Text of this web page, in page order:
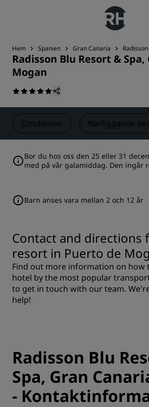
Hem Spanien Gran Canaria
Radisson Blu Resort &
Mogan
Omdömen Närliggande
Bor du hos oss den 25 eller 31
med på vår galamiddag. Den ingår
Barn anses vara mellan 2 och 12 år
Contact and directions
resort in Puerto de
Find out more information on how
hotel by the most popular
to get in touch with our team.
help!
Radisson Blu
Spa, Gran
-